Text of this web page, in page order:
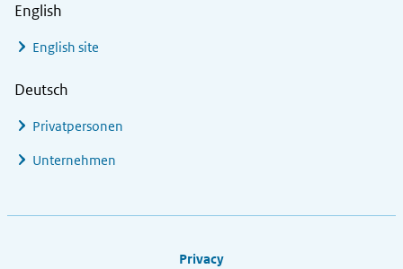
English
English site
Deutsch
Privatpersonen
Unternehmen
Privacy